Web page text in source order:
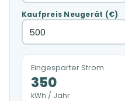
Kaufpreis Neugerät (€)
Eingesparter Strom
350
kWh / Jahr